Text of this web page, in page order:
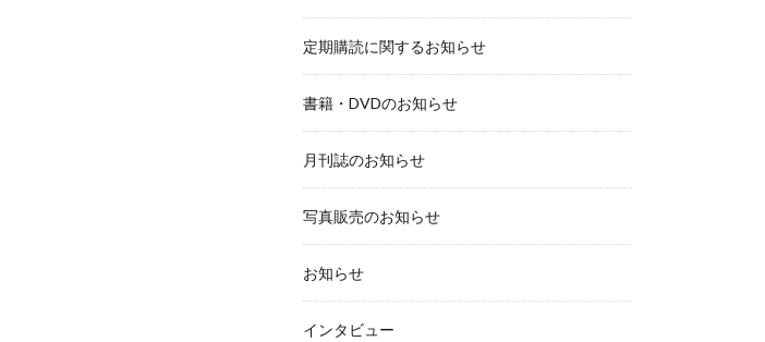
定期購読に関するお知らせ
書籍・DVDのお知らせ
月刊誌のお知らせ
写真販売のお知らせ
お知らせ
インタビュー